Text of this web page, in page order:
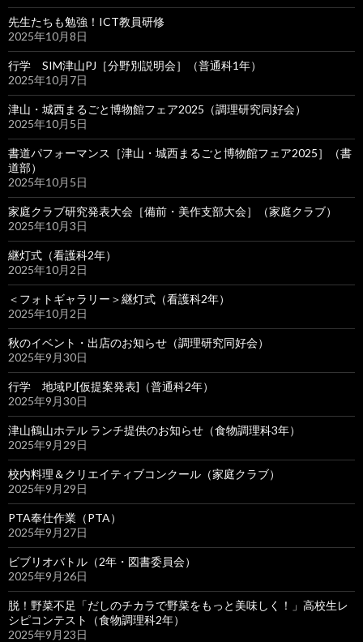
先生たちも勉強！ICT教員研修
2025年10月8日
行学 SIM津山PJ［分野別説明会］（普通科1年）
2025年10月7日
津山・城西まるごと博物館フェア2025（調理研究同好会）
2025年10月5日
書道パフォーマンス［津山・城西まるごと博物館フェア2025］（書
道部）
2025年10月5日
家庭クラブ研究発表大会［備前・美作支部大会］（家庭クラブ）
2025年10月3日
継灯式（看護科2年）
2025年10月2日
＜フォトギャラリー＞継灯式（看護科2年）
2025年10月2日
秋のイベント・出店のお知らせ（調理研究同好会）
2025年9月30日
行学 地域PJ[仮提案発表]（普通科2年）
2025年9月30日
津山鶴山ホテル ランチ提供のお知らせ（食物調理科3年）
2025年9月29日
校内料理＆クリエイティブコンクール（家庭クラブ）
2025年9月29日
PTA奉仕作業（PTA）
2025年9月27日
ビブリオバトル（2年・図書委員会）
2025年9月26日
脱！野菜不足「だしのチカラで野菜をもっと美味しく！」高校生レ
シピコンテスト（食物調理科2年）
2025年9月23日